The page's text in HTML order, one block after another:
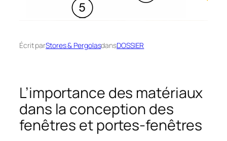
Écrit parStores & PergolasdansDOSSIER
L’importance des matériaux
dans la conception des
fenêtres et portes-fenêtres